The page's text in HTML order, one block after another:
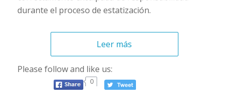
durante el proceso de estatización.
Leer más
Please follow and like us:
0